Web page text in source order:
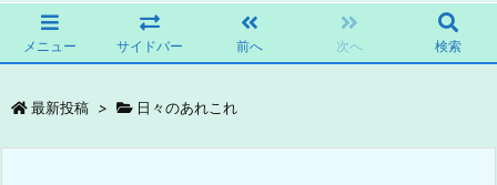
メニュー サイドバー 前へ 次へ 検索
最新投稿 > 日々のあれこれ